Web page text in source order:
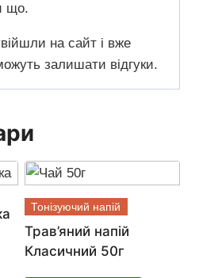
що.
на сайт і вже
залишати відгуки.
Тонізуючий напій
Трав’яний напій
Класичний 50г